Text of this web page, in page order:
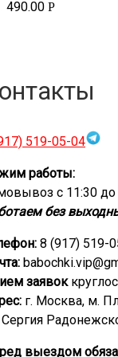
490.00 Р
519-05-04
работы:
с 11:30 до
без
8 (917) 519-
заявок
г. Москва, м.
Сергия
выездом